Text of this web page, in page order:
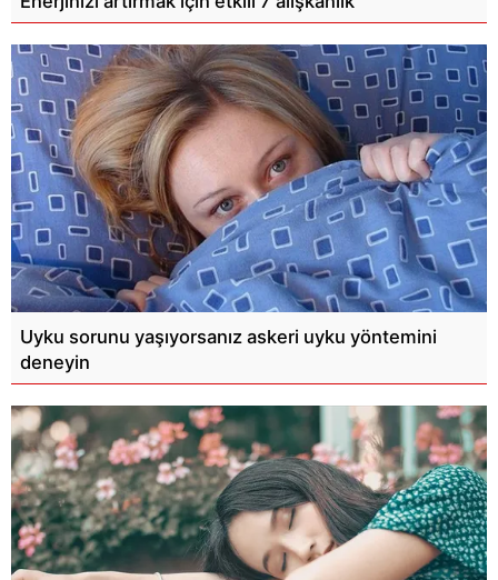
Uyku sorunu yaşıyorsanız askeri uyku yöntemini
deneyin